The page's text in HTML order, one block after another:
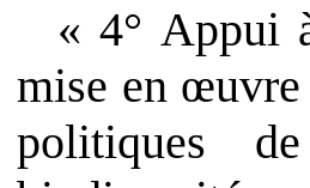
« 4° Appui
mise en œuvre
politiques